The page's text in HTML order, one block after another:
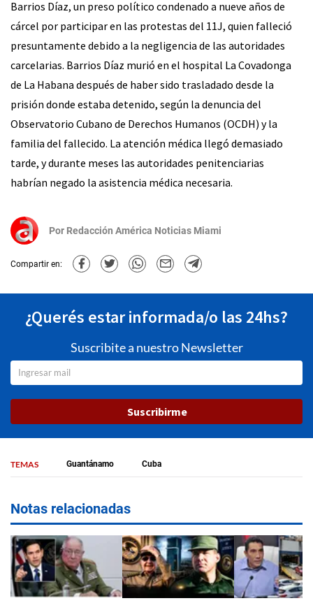
Barrios Díaz, un preso político condenado a nueve años de
cárcel por participar en las protestas del 11J, quien falleció
presuntamente debido a la negligencia de las autoridades
carcelarias. Barrios Díaz murió en el hospital La Covadonga
de La Habana después de haber sido trasladado desde la
prisión donde estaba detenido, según la denuncia del
Observatorio Cubano de Derechos Humanos (OCDH) y la
familia del fallecido. La atención médica llegó demasiado
tarde, y durante meses las autoridades penitenciarias
habrían negado la asistencia médica necesaria.
Por Redacción América Noticias Miami
Compartir en:
¿Querés estar informada/o las 24hs?
Suscribite a nuestro Newsletter
Suscribirme
TEMAS Guantánamo Cuba
Notas relacionadas